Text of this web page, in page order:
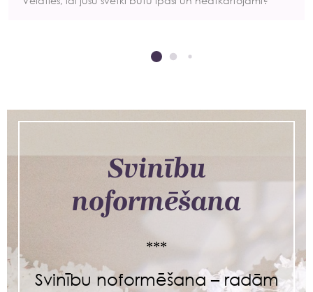
Svinību
noformēšana
***
Svinību noformēšana – radām